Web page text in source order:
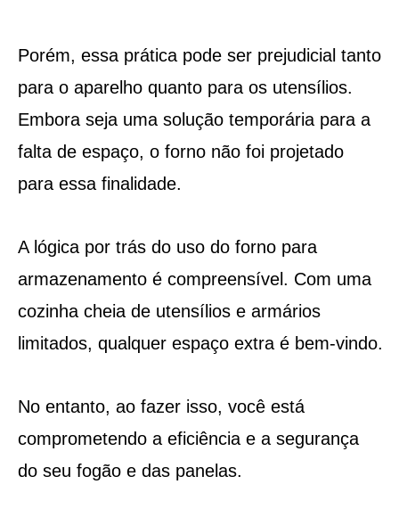
Porém, essa prática pode ser prejudicial tanto
para o aparelho quanto para os utensílios.
Embora seja uma solução temporária para a
falta de espaço, o forno não foi projetado
para essa finalidade.
A lógica por trás do uso do forno para
armazenamento é compreensível. Com uma
cozinha cheia de utensílios e armários
limitados, qualquer espaço extra é bem-vindo.
No entanto, ao fazer isso, você está
comprometendo a eficiência e a segurança
do seu fogão e das panelas.